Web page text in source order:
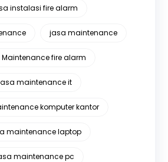
instalasi fire alarm
jasa maintenance
fire alarm
maintenance it
komputer kantor
maintenance laptop
maintenance pc